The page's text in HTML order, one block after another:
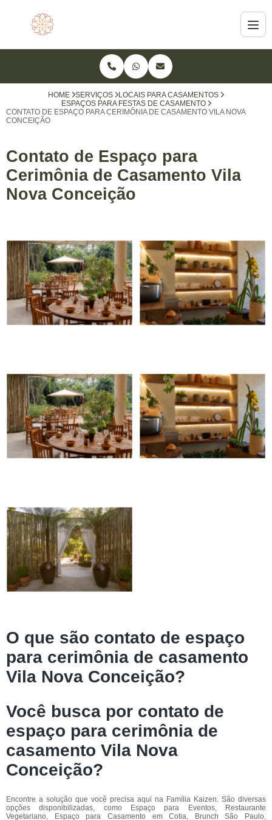
HOME SERVIÇOS
LOCAIS PARA CASAMENTOS
ESPAÇOS PARA FESTAS DE CASAMENTO
CONTATO DE ESPAÇO PARA CERIMÔNIA DE CASAMENTO VILA NOVA
CONCEIÇÃO
Contato de Espaço para
Cerimônia de Casamento Vila
Nova Conceição
O que são contato de espaço
para cerimônia de casamento
Vila Nova Conceição?
Você busca por contato de
espaço para cerimônia de
casamento Vila Nova
Conceição?
Encontre a solução que você precisa aqui na Família Kaizen. São diversas
opções disponibilizadas, como Espaço para Eventos, Restaurante
Vegetariano, Espaço para Casamento em Cotia, Brunch São Paulo,